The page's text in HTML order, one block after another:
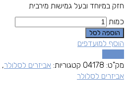
חזק במיוחד ובעל גמישות מירבית
כמות
הוספה לסל
הוסף למועדפים
מק"ט: 04178 קטגוריות: אביזרים לסלולר,
אביזרים לסלולר